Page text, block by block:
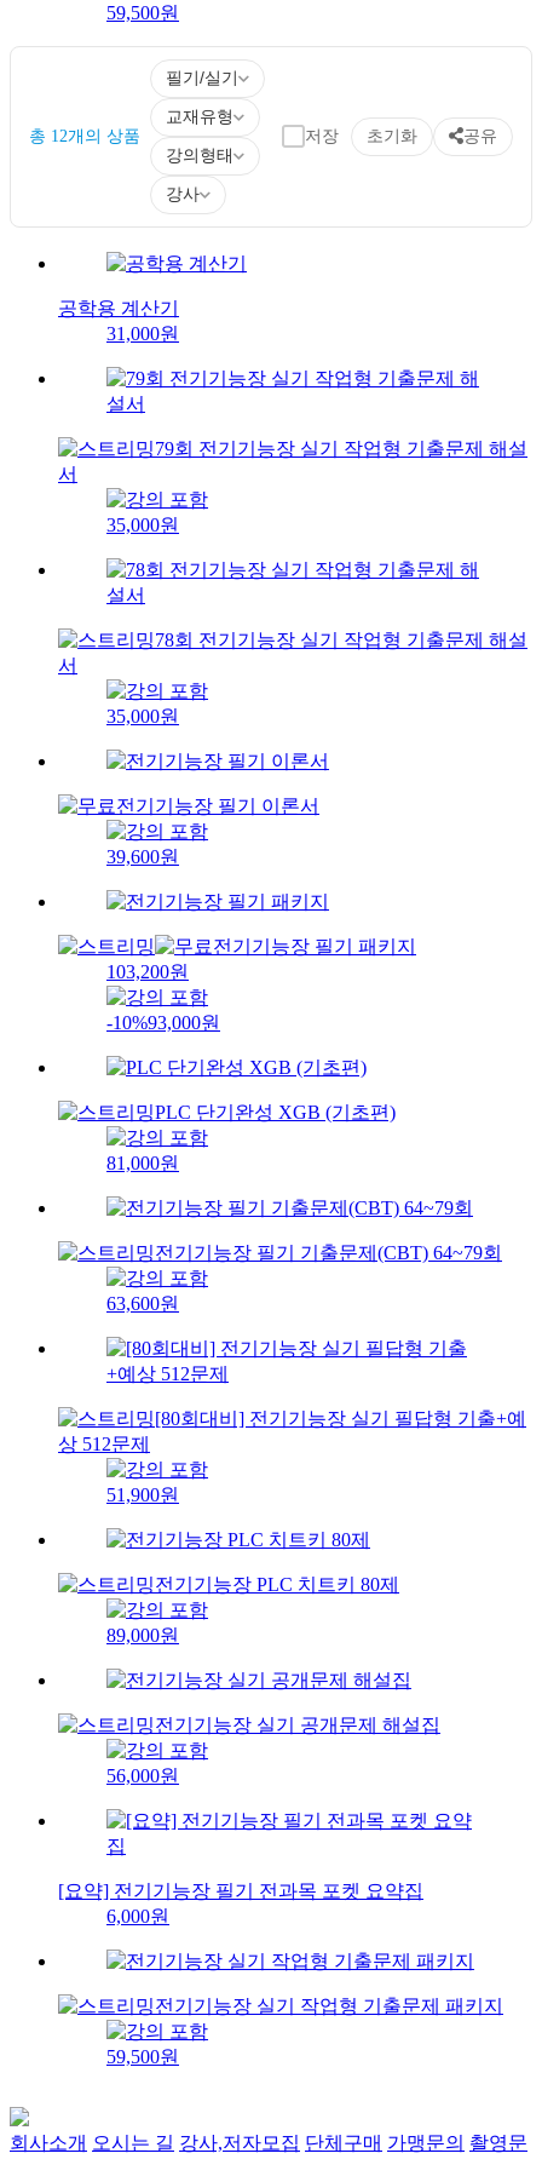
59,500원
총 12개의 상품
필기/실기
교재유형
강의형태
강사
저장 초기화 공유
공학용 계산기
31,000원
79회 전기기능장 실기 작업형 기출문제 해설
서
35,000원
78회 전기기능장 실기 작업형 기출문제 해설
서
35,000원
전기기능장 필기 이론서
39,600원
전기기능장 필기 패키지
103,200원
-10%93,000원
PLC 단기완성 XGB (기초편)
81,000원
전기기능장 필기 기출문제(CBT) 64~79회
63,600원
[80회대비] 전기기능장 실기 필답형 기출+예
상 512문제
51,900원
전기기능장 PLC 치트키 80제
89,000원
전기기능장 실기 공개문제 해설집
56,000원
[요약] 전기기능장 필기 전과목 포켓 요약집
6,000원
전기기능장 실기 작업형 기출문제 패키지
59,500원
회사소개 오시는 길 강사,저자모집 단체구매 가맹문의 촬영문